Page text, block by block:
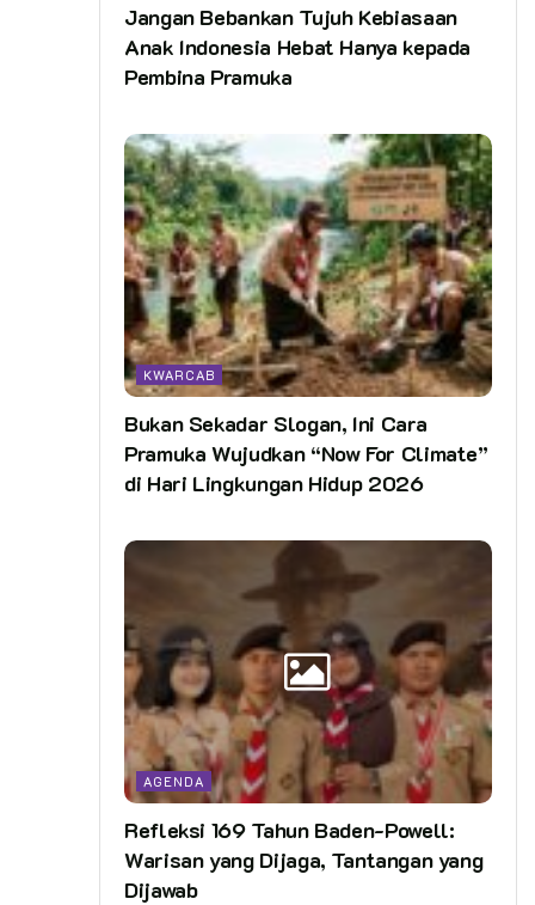
Jangan Bebankan Tujuh Kebiasaan
Anak Indonesia Hebat Hanya kepada
Pembina Pramuka
KWARCAB
Bukan Sekadar Slogan, Ini Cara
Pramuka Wujudkan “Now For Climate”
di Hari Lingkungan Hidup 2026
AGENDA
Refleksi 169 Tahun Baden-Powell:
Warisan yang Dijaga, Tantangan yang
Dijawab